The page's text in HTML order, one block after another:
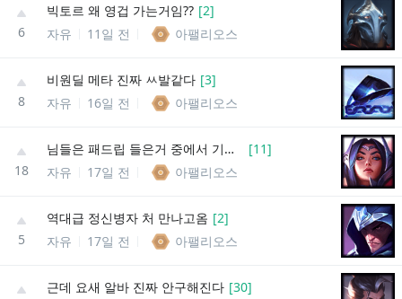
6
빅토르 왜 영겁 가는거임?? [2]
자유
11일 전 아팰리오스
8
비원딜 메타 진짜 ㅆ발같다 [3]
자유
16일 전 아팰리오스
18
님들은 패드립 들은거 중에서 기억에 남는거 있음? [11]
자유
17일 전 아팰리오스
5
역대급 정신병자 처 만나고옴 [2]
자유
17일 전 아팰리오스
근데 요새 알바 진짜 안구해진다 [30]